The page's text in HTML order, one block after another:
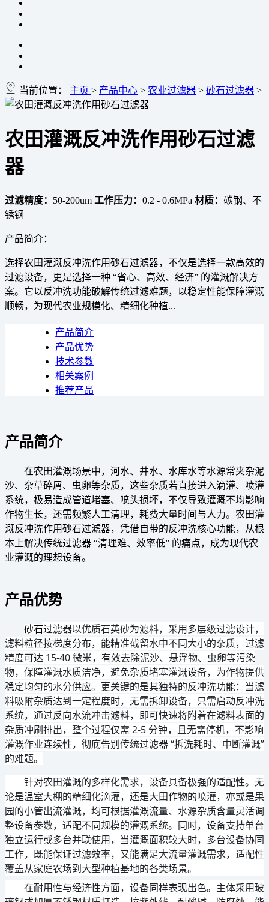
当前位置： 主页 > 产品中心 > 农业过滤器 > 砂石过滤器 >
农田灌溉反冲洗作用砂石过滤
器
过滤精度： 50-200um 工作压力： 0.2 - 0.6MPa 材质： 碳钢、不
锈钢
产品简介：
选择农田灌溉反冲洗作用砂石过滤器，不仅是选择一款高效的
过滤设备，更是选择一种 “省心、高效、经济” 的灌溉解决方
案。它以反冲洗功能破解传统过滤难题，以稳定性能保障灌溉
顺畅，为现代农业规模化、精细化种植...
产品简介
产品优势
技术参数
相关案例
推荐产品
产品简介
在农田灌溉场景中，河水、井水、水库水等水源常夹杂泥
沙、杂草碎屑、虫卵等杂质，这些杂质若直接进入滴灌、喷灌
系统，极易造成管道堵塞、喷头损坏，不仅导致灌溉不均影响
作物生长，还需频繁人工清理，耗费大量时间与人力。农田灌
溉反冲洗作用砂石过滤器，凭借自带的反冲洗核心功能，从根
本上解决传统过滤器 “清理难、效率低” 的痛点，成为现代农
业灌溉的理想设备。
产品优势
砂石过滤器以优质石英砂为滤料，采用多层级过滤设计，
滤料粒径按梯度分布，能精准截留水中不同大小的杂质，过滤
精度可达 15-40 微米，有效去除泥沙、悬浮物、虫卵等污染
物，保障灌溉水质洁净，避免杂质堵塞灌溉设备，为作物提供
稳定均匀的水分供应。更关键的是其独特的反冲洗功能：当滤
料吸附杂质达到一定程度时，无需拆卸设备，只需启动反冲洗
系统，通过反向水流冲击滤料，即可快速将附着在滤料表面的
杂质冲刷排出，整个过程仅需 2-5 分钟，且无需停机，不影响
灌溉作业连续性，彻底告别传统过滤器 “拆洗耗时、中断灌溉”
的难题。
针对农田灌溉的多样化需求，设备具备极强的适配性。无
论是温室大棚的精细化滴灌，还是大田作物的喷灌，亦或是果
园的小管出流灌溉，均可根据灌溉流量、水源杂质含量灵活调
整设备参数，适配不同规模的灌溉系统。同时，设备支持单台
独立运行或多台并联使用，当灌溉面积较大时，多台设备协同
工作，既能保证过滤效率，又能满足大流量灌溉需求，适配性
覆盖从家庭农场到大型种植基地的各类场景。
在耐用性与经济性方面，设备同样表现出色。主体采用玻